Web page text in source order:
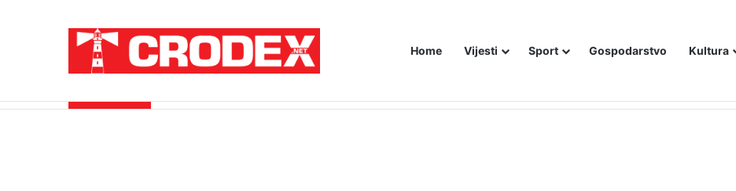
Home Vijesti Sport Gospodarstvo Kultura